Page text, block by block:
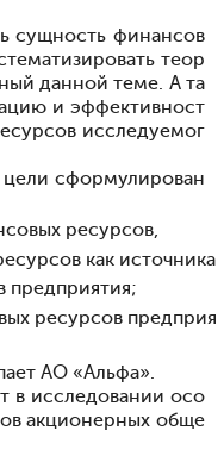
сущность финансов
теор
данной теме. А та
и эффективност
исследуемог
сформулирован
ресурсов,
как источника
ресурсов предприя
АО «Альфа».
в исследовании осо
акционерных обще